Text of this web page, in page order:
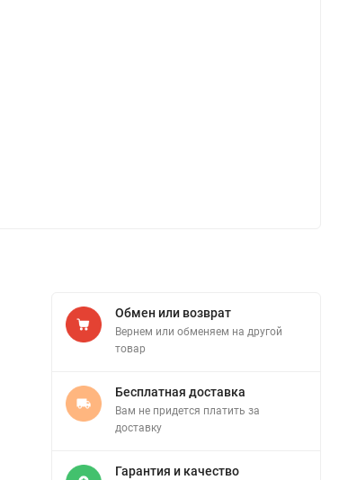
Обмен или возврат
Вернем или обменяем на другой
товар
Бесплатная доставка
Вам не придется платить за
доставку
Гарантия и качество